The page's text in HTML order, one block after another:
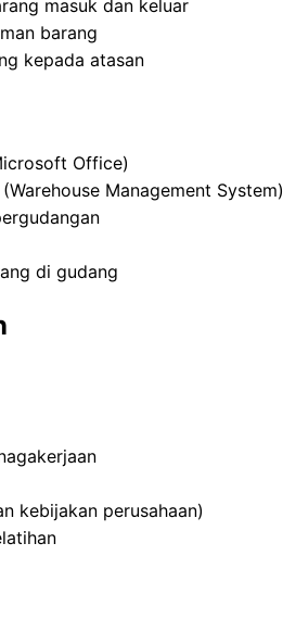
masuk dan keluar
barang
kepada atasan
Office)
Management System)
di gudang
kebijakan perusahaan)